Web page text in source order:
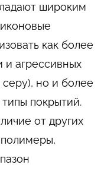
широким
как более
и агрессивных
но и более
покрытий.
от других